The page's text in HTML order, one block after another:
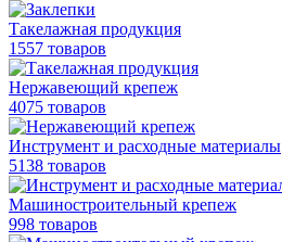
Такелажная продукция
1557 товаров
Нержавеющий крепеж
4075 товаров
Инструмент и расходные материалы
5138 товаров
Машиностроительный крепеж
998 товаров